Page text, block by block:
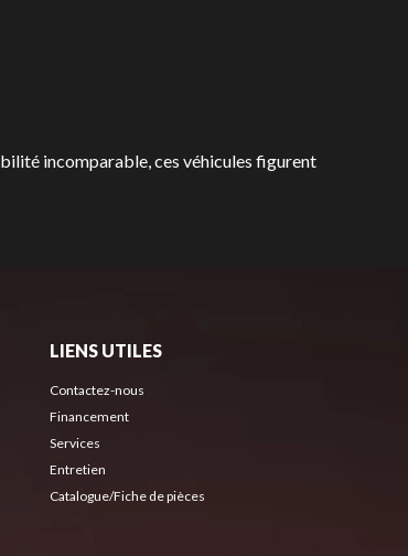
incomparable, ces véhicules figurent
LIENS UTILES
Contactez-nous
Financement
Services
Entretien
Catalogue/Fiche de pièces